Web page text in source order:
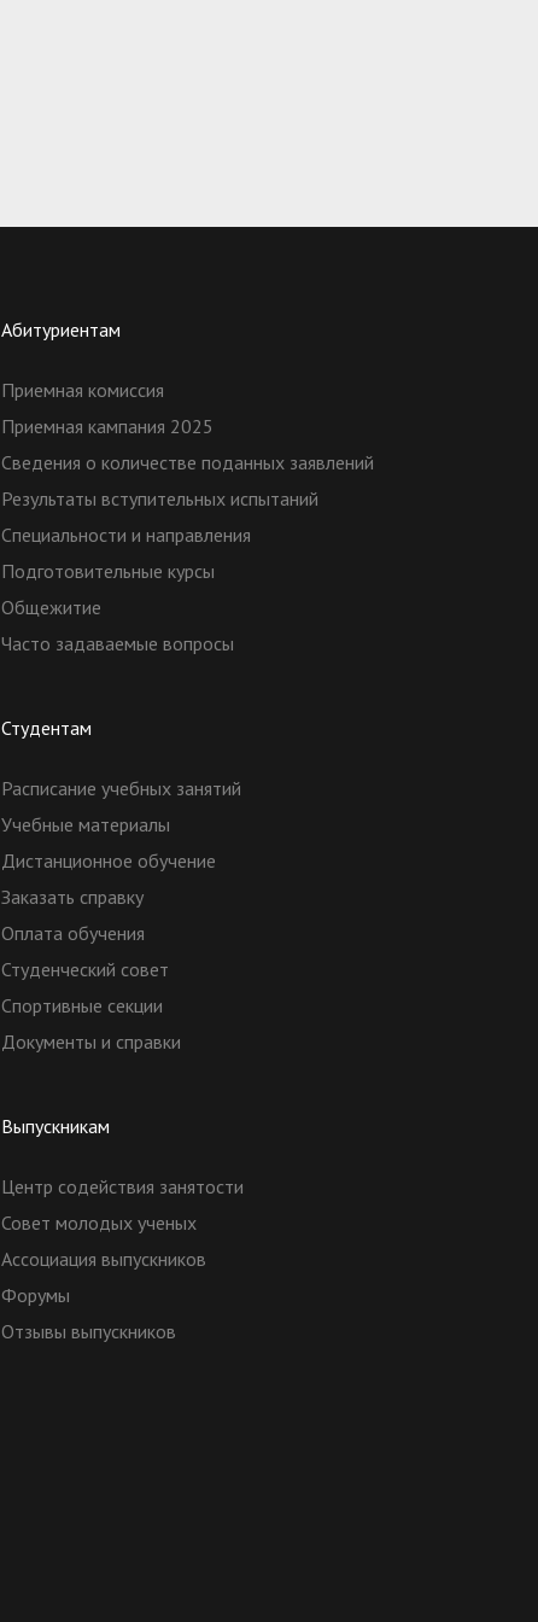
Абитуриентам
Приемная комиссия
Приемная кампания 2025
Сведения о количестве поданных заявлений
Результаты вступительных испытаний
Специальности и направления
Подготовительные курсы
Общежитие
Часто задаваемые вопросы
Студентам
Расписание учебных занятий
Учебные материалы
Дистанционное обучение
Заказать справку
Оплата обучения
Студенческий совет
Спортивные секции
Документы и справки
Выпускникам
Центр содействия занятости
Совет молодых ученых
Ассоциация выпускников
Форумы
Отзывы выпускников